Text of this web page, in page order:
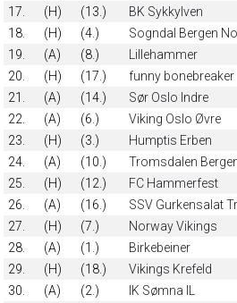
17.
(H) (13.) BK Sykkylven
18.
(H) (4.) Sogndal Bergen
19.
(A) (8.) Lillehammer
20.
(H) (17.) funny bonebreaker
21.
(A) (14.) Sør Oslo Indre
22.
(A) (6.) Viking Oslo Øvre
23.
(H) (3.) Humptis Erben
24.
(A) (10.) Tromsdalen
25.
(H) (12.) FC Hammerfest
26.
(A) (16.) SSV Gurkensalat
27.
(H) (7.) Norway Vikings
28.
(A) (1.) Birkebeiner
29.
(H) (18.) Vikings Krefeld
30.
(A) (2.) IK Sømna IL